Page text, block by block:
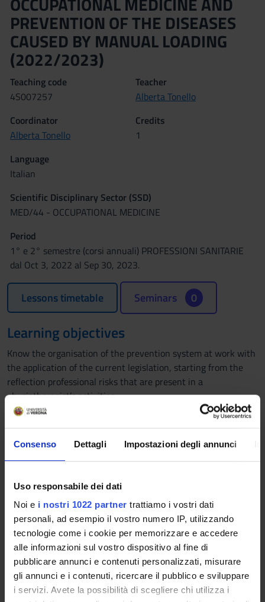
Consenso Dettagli Impostazioni degli annunci
Uso responsabile dei dati
Noi e i nostri 1022 partner trattiamo i vostri dati
personali, ad esempio il vostro numero IP, utilizzando
tecnologie come i cookie per memorizzare e accedere
alle informazioni sul vostro dispositivo al fine di
pubblicare annunci e contenuti personalizzati, misurare
gli annunci e i contenuti, ricercare il pubblico e sviluppare
i servizi. Avete la possibilità di scegliere chi utilizza i
PREVENTION OF THE DISEASES
CAUSED BY MANUAL LOADING
(2022/2023)
Teaching code
4S007257
Teacher
Alberta Tonello
Coordinator
Alberta Tonello
Credits
1
Language
Italian
Scientific Disciplinary Sector (SSD)
MED/44 - OCCUPATIONAL MEDICINE
Period
1° e 2° semestre (corsi annuali) PROFESSIONI SANITARIE
dal Oct 3, 2022 al Sep 30, 2023.
Lessons timetable Seminars 0
Learning objectives
Know the organisation of the prevention system at work with
the application of the current legislation, starting from the
reflection professional risks that are present in a
physiotherapist’s activities.
Prerequisites and basic notions
hints of anatomy of the locomotor system, hints of knowledge
Program
General framework, epidemiological data for osteo-articular
pathologies in the health sector.
Regulations, hazards and risk factors
prevention and safety in the workplace with particular
attention to the manual handling of loads and functional
overload of the upper limb
Notes on anatomy